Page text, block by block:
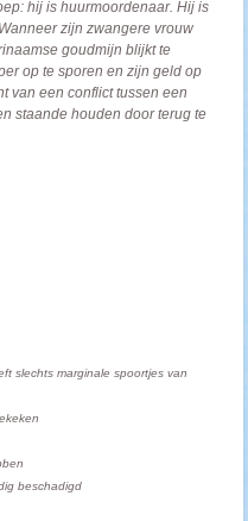
hij is huurmoordenaar. Hij is
zijn zwangere vrouw
goudmijn blijkt te
op te sporen en zijn geld op
van een conflict tussen een
staande houden door terug te
slechts marginale spoortjes van
beschadigd